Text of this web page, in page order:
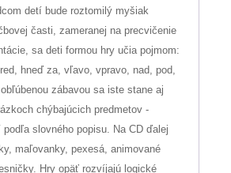
detí bude roztomilý myšiak
časti, zameranej na precvičenie
sa deti formou hry učia pojmom:
hneď za, vľavo, vpravo, nad, pod,
zábavou sa iste stane aj
chýbajúcich predmetov -
slovného popisu. Na CD ďalej
maľovanky, pexesá, animované
Hry opäť rozvíjajú logické